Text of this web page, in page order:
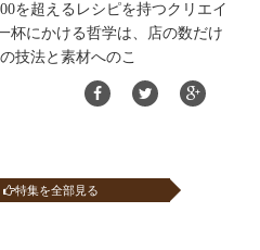
を超えるレシピを持つクリエイ
杯にかける哲学は、店の数だけ
技法と素材へのこ
特集を全部見る